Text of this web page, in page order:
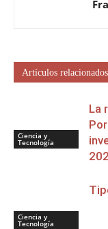
Artículos relacionados
Ciencia y
Tecnología
La
Ciencia y
Tecnología